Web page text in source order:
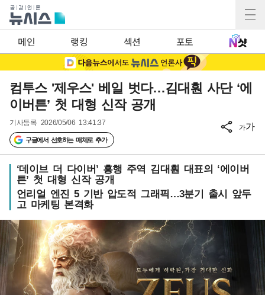
메인 랭킹 섹션 포토
컴투스 '제우스' 베일 벗다…김대훤 사단 ‘에
이버튼’ 첫 대형 신작 공개
기사등록 2026/05/06 13:41:37
구글에서 선호하는 매체로 추가
가가
‘데이브 더 다이버’ 흥행 주역 김대훤 대표의 ‘에이버
튼’ 첫 대형 신작 공개
언리얼 엔진 5 기반 압도적 그래픽…3분기 출시 앞두
고 마케팅 본격화